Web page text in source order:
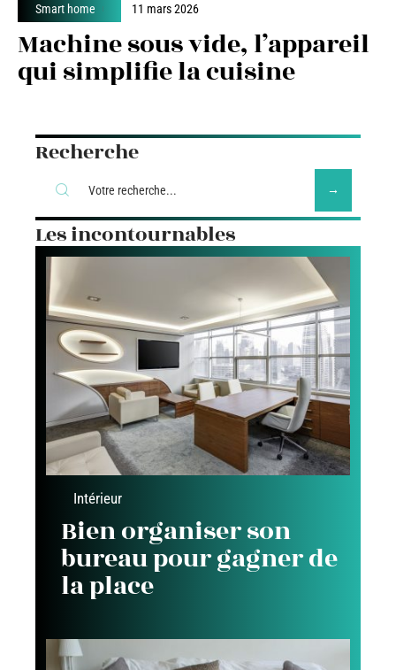
Smart home 11 mars 2026
Machine sous vide, l’appareil
qui simplifie la cuisine
Recherche
Les incontournables
Intérieur
Bien organiser son
bureau pour gagner de
la place